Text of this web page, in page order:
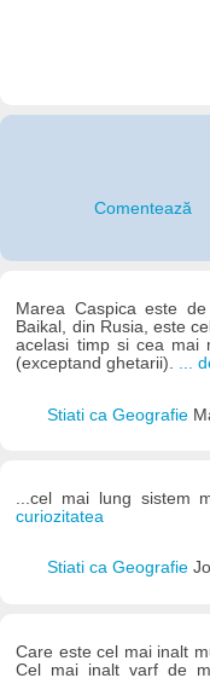
Comentează
Marea Caspica este
Baikal, din Rusia, este
acelasi timp si cea mai
(exceptand ghetarii). ...
Stiati ca Geografie
...cel mai lung sistem
curiozitatea
Stiati ca Geografie
Care este cel mai inalt
Cel mai inalt varf de